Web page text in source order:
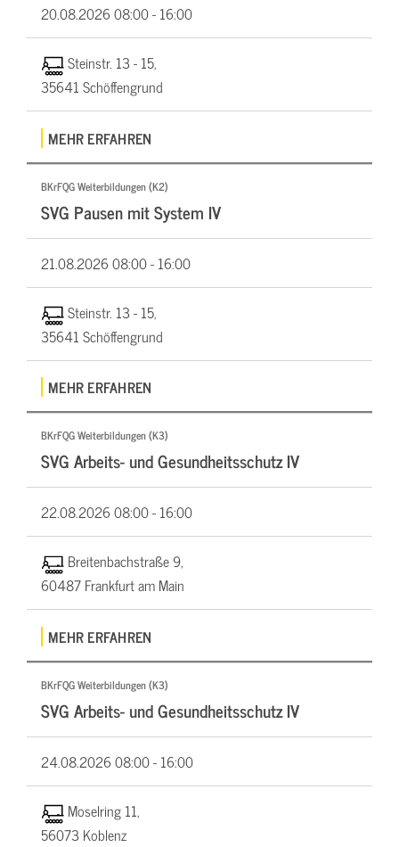
20.08.202608:00 - 16:00
Steinstr. 13 - 15,
35641 Schöffengrund
MEHR ERFAHREN
BKrFQG Weiterbildungen (K2)
SVG Pausen mit System IV
21.08.202608:00 - 16:00
Steinstr. 13 - 15,
35641 Schöffengrund
MEHR ERFAHREN
BKrFQG Weiterbildungen (K3)
SVG Arbeits- und Gesundheitsschutz IV
22.08.202608:00 - 16:00
Breitenbachstraße 9,
60487 Frankfurt am Main
MEHR ERFAHREN
BKrFQG Weiterbildungen (K3)
SVG Arbeits- und Gesundheitsschutz IV
24.08.202608:00 - 16:00
Moselring 11,
56073 Koblenz